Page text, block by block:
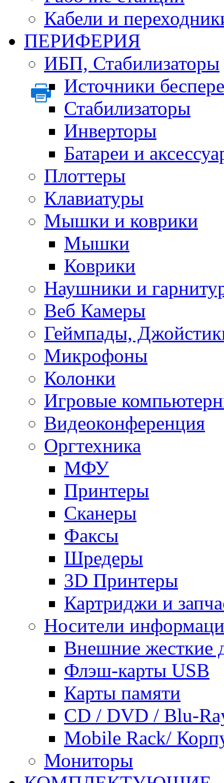
Кабели и
ПЕРИФЕРИЯ
ИБП, Стабилизаторы
Источники
Стабилизаторы
Инверторы
Батареи и
Плоттеры
Клавиатуры
Мышки и коврики
Мышки
Коврики
Наушники и
Веб Камеры
Геймпады,
Микрофоны
Колонки
Игровые
Видеоконференция
Оргтехника
МФУ
Принтеры
Сканеры
Факсы
Шредеры
3D Принтеры
Картриджи и
Носители
Внешние жесткие
Флэш-карты USB
Карты памяти
CD / DVD / Blu-
Mobile Rack/
Мониторы